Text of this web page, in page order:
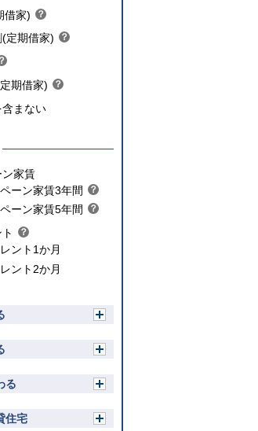
借家) ？
ン
定期借家) ？
ト
ちら
期借家) ？
ら
まない
ン家賃
ーン家賃3年間 ？
ヒ
ーン家賃5年間 ？
こちら
？
ヒ
ト
ント1か月
ント2か月
る
住宅